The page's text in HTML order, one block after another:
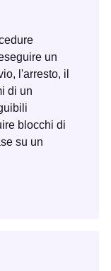
un
l'arresto, il
di un
blocchi di
su un